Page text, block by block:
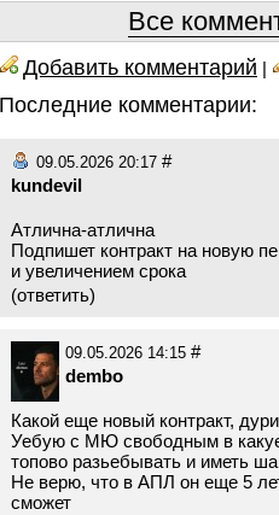
Все
Добавить комментарий |
Последние комментарии:
09.05.2026 20:17 #
kundevil
Атлична-атлична
Подпишет контракт на новую
и увеличением срока
(ответить)
09.05.2026 14:15 #
dembo
Какой еще новый контракт,
Уебую с МЮ свободным в
топово разьебывать и иметь
Не верю, что в АПЛ он еще 5
сможет